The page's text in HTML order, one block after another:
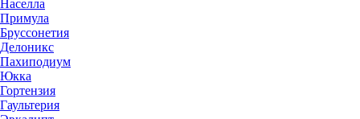
Населла
Примула
Бруссонетия
Делоникс
Пахиподиум
Юкка
Гортензия
Гаультерия